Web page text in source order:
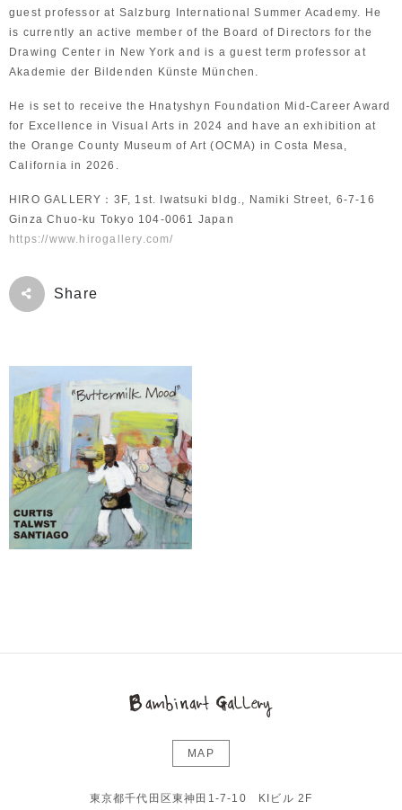
guest professor at Salzburg International Summer Academy. He
is currently an active member of the Board of Directors for the
Drawing Center in New York and is a guest term professor at
Akademie der Bildenden Künste München.
He is set to receive the Hnatyshyn Foundation Mid-Career Award
for Excellence in Visual Arts in 2024 and have an exhibition at
the Orange County Museum of Art (OCMA) in Costa Mesa,
California in 2026.
HIRO GALLERY：3F, 1st. Iwatsuki bldg., Namiki Street, 6-7-16
Ginza Chuo-ku Tokyo 104-0061 Japan
https://www.hirogallery.com/
Share
MAP
東京都千代田区東神田1-7-10 KIビル 2F